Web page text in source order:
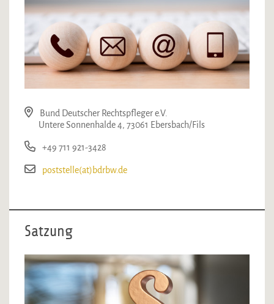
Bund Deutscher Rechtspfleger e.V.
Untere Sonnenhalde 4, 73061 Ebersbach/Fils
+49 711 921-3428
poststelle(at)bdrbw.de
Satzung